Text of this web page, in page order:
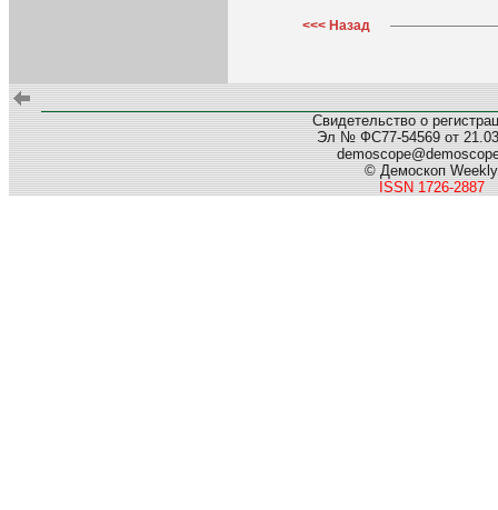
<<< Назад
Свидетельство о
Эл № ФС77-54569 от
© Демоскоп Weekly
ISSN 1726-2887